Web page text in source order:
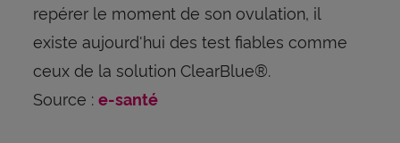
repérer le moment de son ovulation, il
existe aujourd'hui des test fiables comme
ceux de la solution ClearBlue®.
Source : e-santé